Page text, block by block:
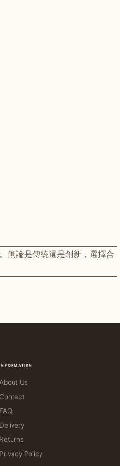
無論是傳統還是創新，選擇合
INFORMATION
About Us
Contact
FAQ
Delivery
Returns
Privacy Policy